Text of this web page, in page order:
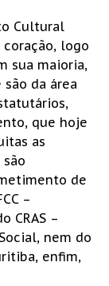
Cultural
logo
sua maioria,
da área
que hoje
as
de
–
CRAS –
nem do
enfim,